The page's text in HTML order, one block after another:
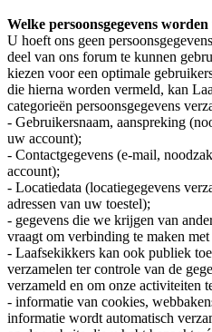
Welke persoonsgegevens
U hoeft ons geen
deel van ons forum te kunnen
kiezen voor een optimale
die hierna worden vermeld, kan
categorieën persoonsgegevens
- Gebruikersnaam, aanspreking
uw account);
- Contactgegevens (e-mail,
account);
- Locatiedata (locatiegegevens
adressen van uw toestel);
- gegevens die we krijgen van
vraagt om verbinding te maken
- Laafsekikkers kan ook publiek
verzamelen ter controle van de
verzameld en om onze activiteiten
- informatie van cookies,
informatie wordt automatisch